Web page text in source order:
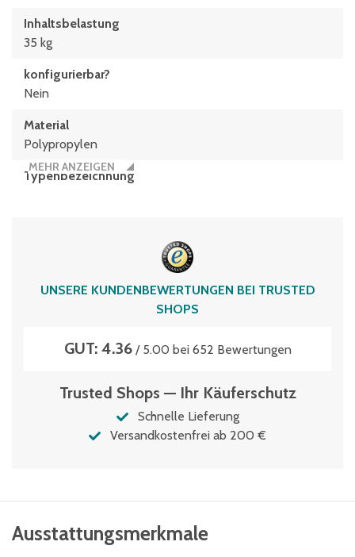
Inhaltsbelastung
35 kg
konfigurierbar?
Nein
Material
Polypropylen
Typen­be­zeich­nung
MEHR ANZEIGEN
UNSERE KUNDENBEWERTUNGEN BEI TRUSTED
SHOPS
GUT: 4.36/ 5.00 bei 652 Bewertungen
Trusted Shops — Ihr Käuferschutz
Schnelle Lieferung
Versandkostenfrei ab 200 €
Ausstattungsmerkmale